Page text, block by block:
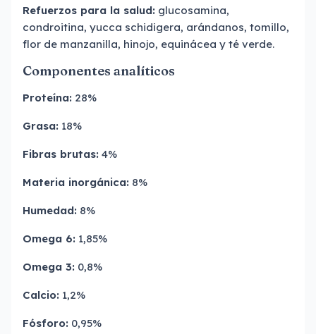
Refuerzos para la salud: glucosamina,
condroitina, yucca schidigera, arándanos, tomillo,
flor de manzanilla, hinojo, equinácea y té verde.
Componentes analíticos
Proteína: 28%
Grasa: 18%
Fibras brutas: 4%
Materia inorgánica: 8%
Humedad: 8%
Omega 6: 1,85%
Omega 3: 0,8%
Calcio: 1,2%
Fósforo: 0,95%